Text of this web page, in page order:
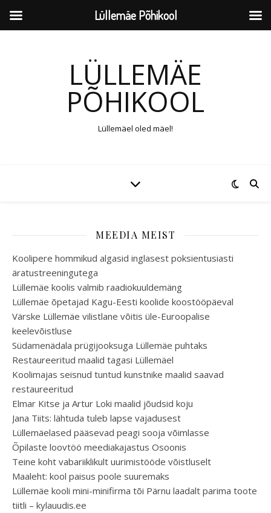
LÜLLEMÄE
PÕHIKOOL
Lüllemäel oled mäel!
MEEDIA MEIST
Koolipere hommikud algasid inglasest poksientusiasti
äratustreeningutega
Lüllemäe koolis valmib raadiokuuldemäng
Lüllemäe õpetajad Kagu-Eesti koolide koostööpäeval
Värske Lüllemäe vilistlane võitis üle-Euroopalise
keelevõistluse
Südamenädala prügijooksuga Lüllemäe puhtaks
Restaureeritud maalid tagasi Lüllemäel
Koolimajas seisnud tuntud kunstnike maalid saavad
restaureeritud
Elmar Kitse ja Artur Loki maalid jõudsid koju
Jana Tiits: lähtuda tuleb lapse vajadusest
Lüllemäelased pääsevad peagi sooja võimlasse
Õpilaste loovtöö meediakajastus Osoonis
Teine koht vabariiklikult uurimistööde võistluselt
Maaleht: kool paisus poole suuremaks
Lüllemäe kooli mini-minifirma tõi Pärnu laadalt parima toote
tiitli – kylauudis.ee
Lüllemäe Põhikool